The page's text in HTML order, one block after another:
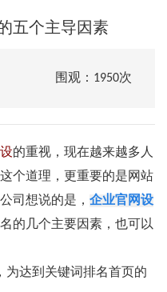
五个主导因素
围观：1950次
的重视，现在越来越多人
个道理，更重要的是网站
司想说的是， 企业官网设
的几个主要因素，也可以
达到关键词排名首页的